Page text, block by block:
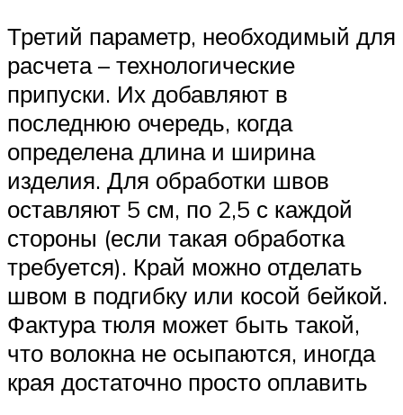
Третий параметр, необходимый для
расчета – технологические
припуски. Их добавляют в
последнюю очередь, когда
определена длина и ширина
изделия. Для обработки швов
оставляют 5 см, по 2,5 с каждой
стороны (если такая обработка
требуется). Край можно отделать
швом в подгибку или косой бейкой.
Фактура тюля может быть такой,
что волокна не осыпаются, иногда
края достаточно просто оплавить